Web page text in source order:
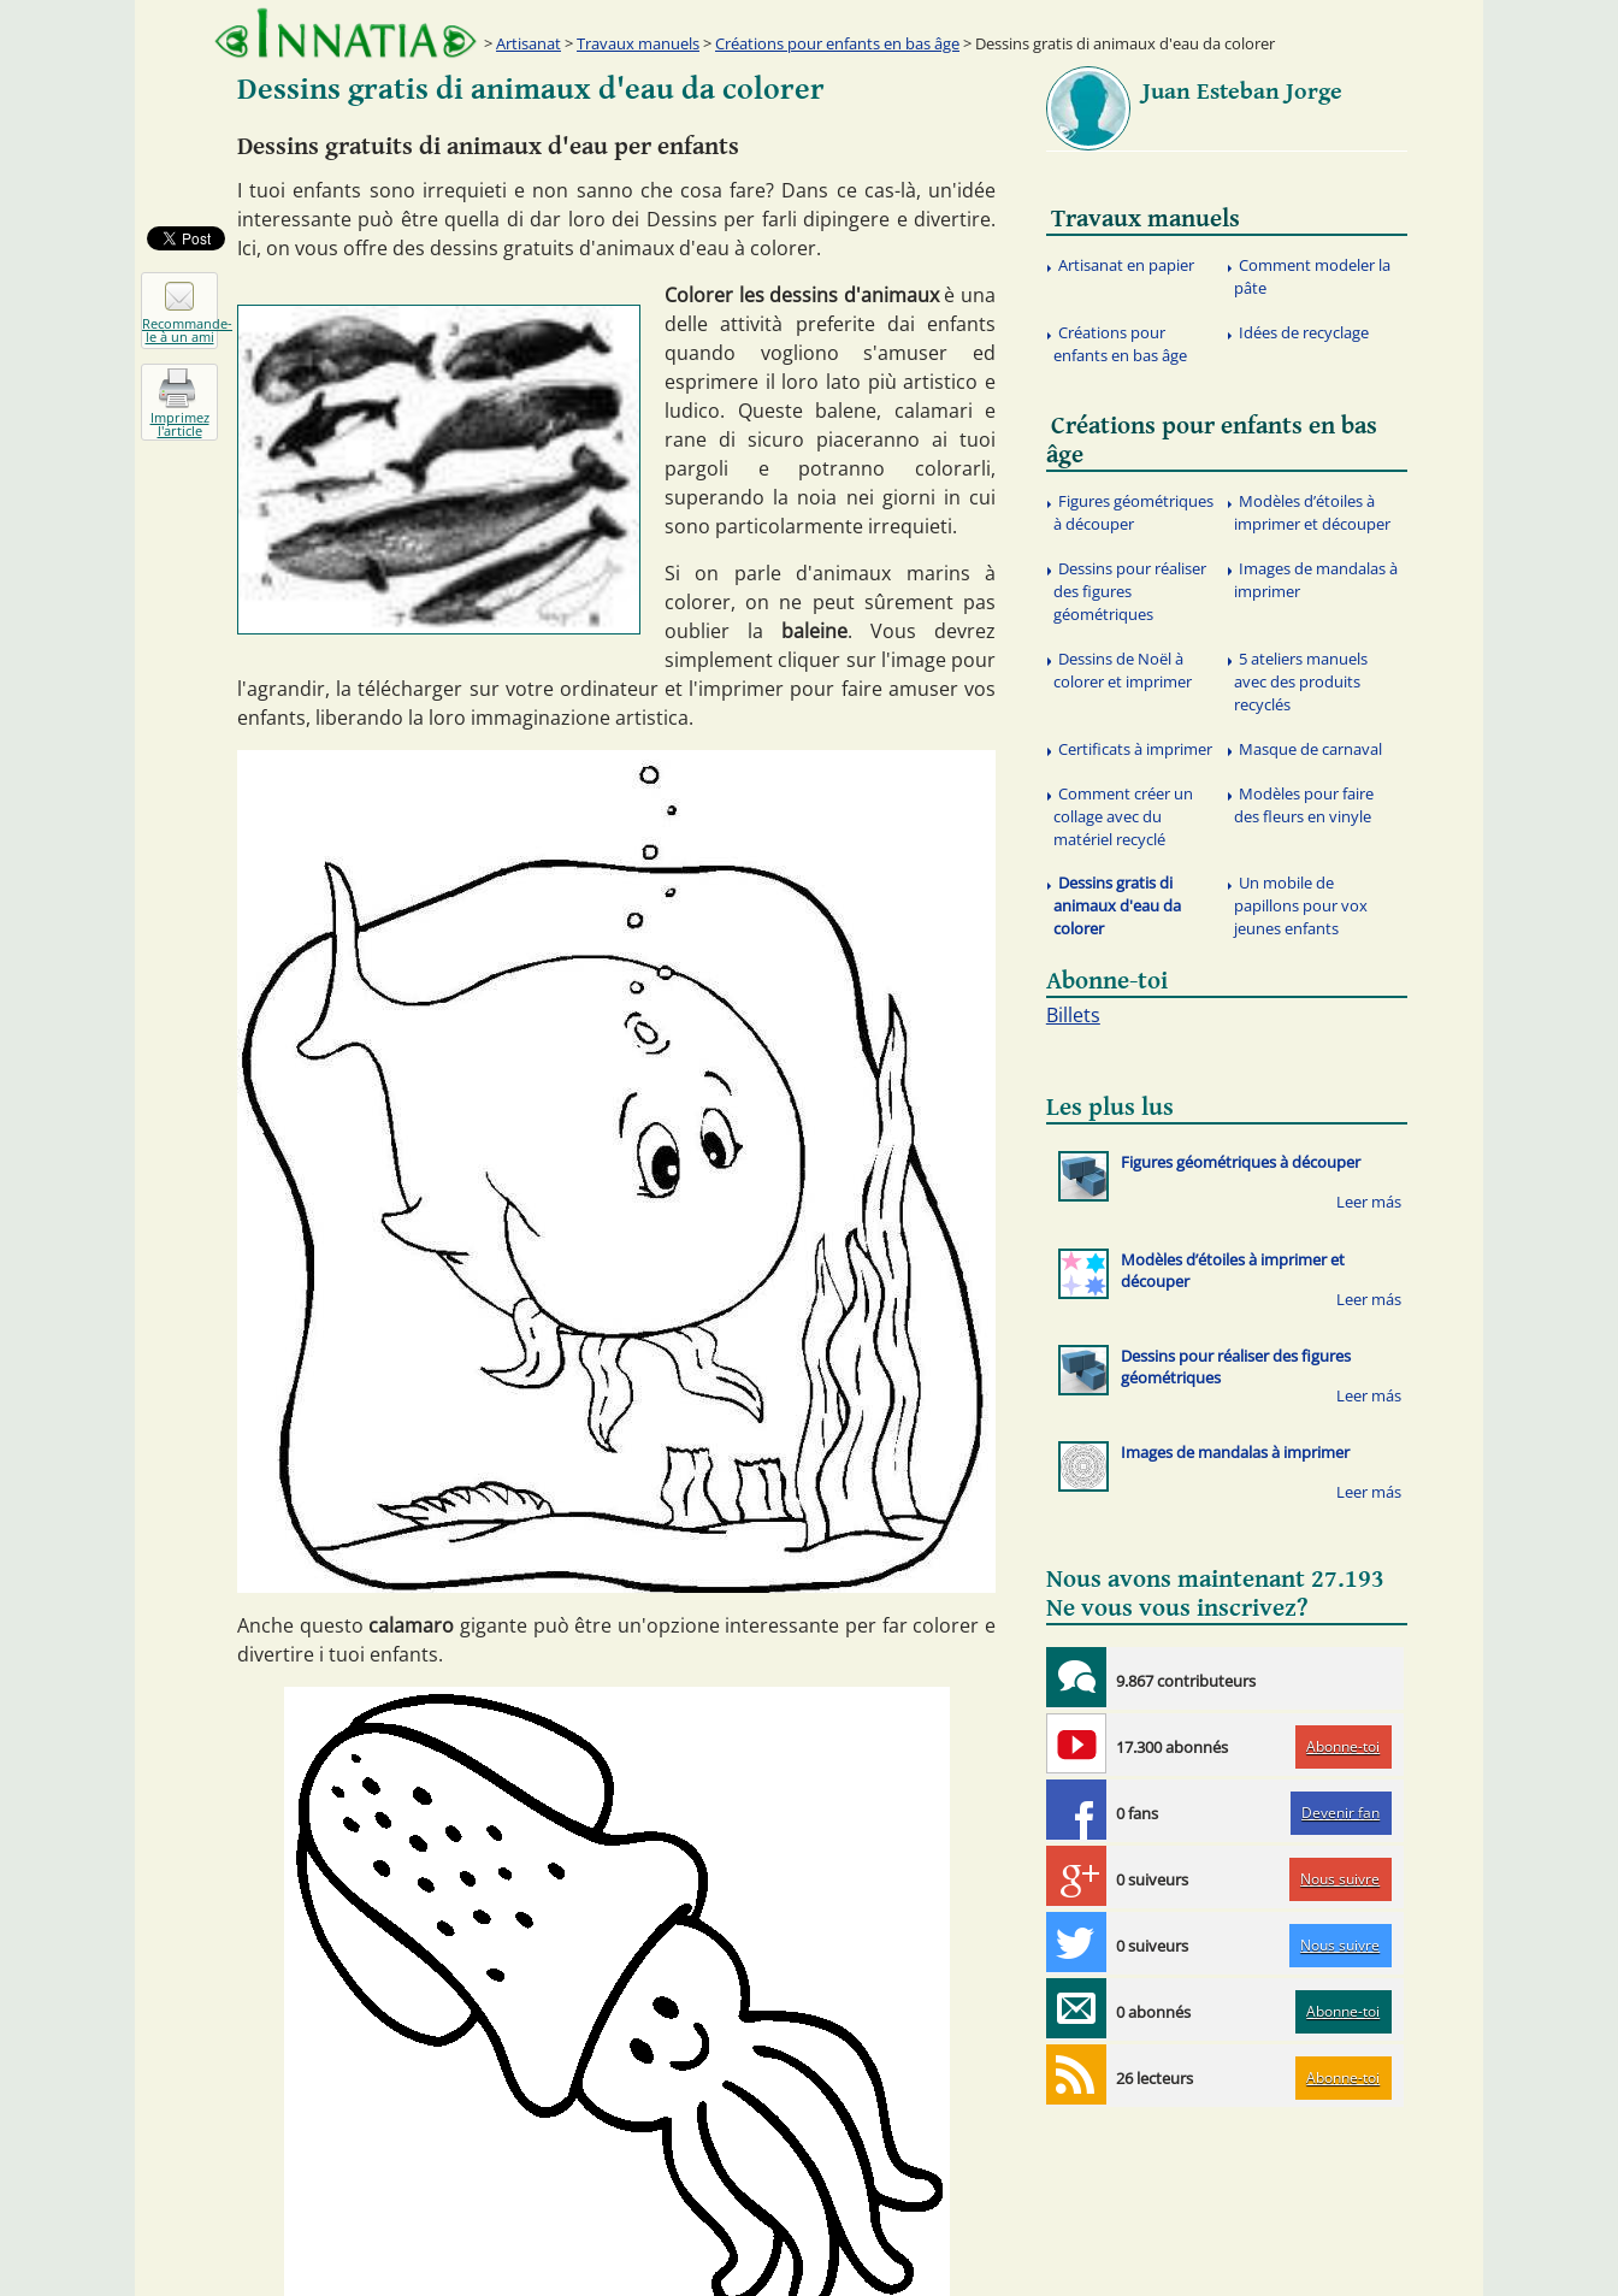
Artisanat>Travaux manuels>Créations pour enfants en bas âge> Dessins gratis di animaux d'eau da colorer
Dessins gratis di animaux d'eau da colorer
Dessins gratuits di animaux d'eau per enfants
I tuoi enfants sono irrequieti e non sanno che cosa fare? Dans ce cas-là, un'idée
interessante può être quella di dar loro dei Dessins per farli dipingere e divertire.
Ici, on vous offre des dessins gratuits d'animaux d'eau à colorer.
Colorer les dessins d'animauxè una
delle attività preferite dai enfants
quando vogliono s'amuser ed
esprimere il loro lato più artistico e
ludico. Queste balene, calamari e
rane di sicuro piaceranno ai tuoi
pargoli e potranno colorarli,
superando la noia nei giorni in cui
sono particolarmente irrequieti.
Si on parle d'animaux marins à
colorer, on ne peut sûrement pas
oublier la baleine. Vous devrez
simplement cliquer sur l'image pour
l'agrandir, la télécharger sur votre ordinateur et l'imprimer pour faire amuser vos
enfants, liberando la loro immaginazione artistica.
Anche questo calamaro gigante può être un'opzione interessante per far colorer e
divertire i tuoi enfants.
Juan Esteban Jorge
Travaux manuels
Artisanat en papier
Comment modeler la
pâte
Créations pour
enfants en bas âge
Idées de recyclage
Créations pour enfants en bas
âge
Figures géométriques
à découper
Modèles d’étoiles à
imprimer et découper
Dessins pour réaliser
des figures
géométriques
Images de mandalas à
imprimer
Dessins de Noël à
colorer et imprimer
5 ateliers manuels
avec des produits
recyclés
Certificats à imprimer Masque de carnaval
Comment créer un
collage avec du
matériel recyclé
Modèles pour faire
des fleurs en vinyle
Dessins gratis di
animaux d'eau da
colorer
Un mobile de
papillons pour vox
jeunes enfants
Abonne-toi
Billets
Les plus lus
Figures géométriques à découper
Modèles d’étoiles à imprimer et
découper
Dessins pour réaliser des figures
géométriques
Images de mandalas à imprimer
Nous avons maintenant 27.193
Ne vous vous inscrivez?
9.867 contributeurs
17.300 abonnés Abonne-toi
0 fans Devenir fan
0 suiveurs Nous suivre
0 suiveurs Nous suivre
0 abonnés Abonne-toi
26 lecteurs Abonne-toi
Recommande-
le à un ami
Imprimez
l'article